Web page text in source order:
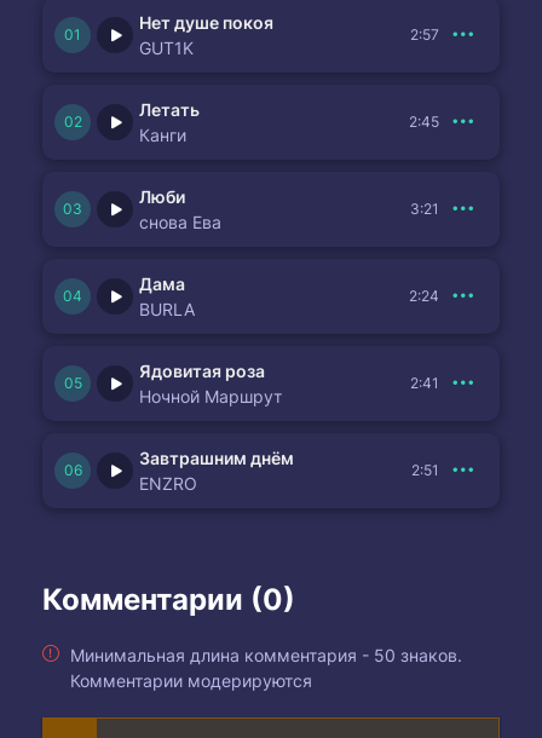
Нет душе покоя
GUT1K
2:57
Летать
Канги
2:45
Люби
снова Ева
3:21
Дама
BURLA
2:24
Ядовитая роза
Ночной Маршрут
2:41
Завтрашним днём
ENZRO
2:51
Комментарии (0)
Минимальная длина комментария - 50 знаков.
Комментарии модерируются